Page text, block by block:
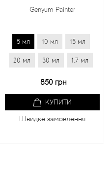
Genyum Painter
5 мл 10 мл 15 мл
20 мл 30 мл 1.7 мл
850 грн
КУПИТИ
Швидке замовлення